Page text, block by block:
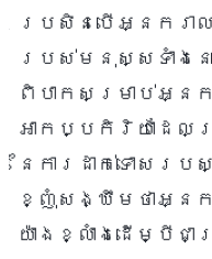
ប្រសិនបើអ្នករ
របស់មនុស្សទាំងនេ
ពិបាកសម្រាប់អ្នក
អាកប្បកិរិយាដែលព្
នៃការដាក់ទោសរ
ខ្ញុំសង្ឃឹមថាអ្នក
យ៉ាងខ្លាំងដើម្បី